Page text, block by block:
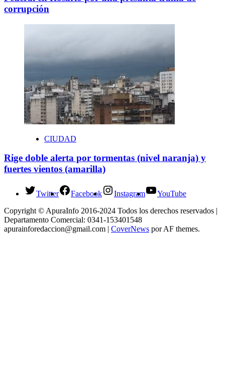
corrupción
CIUDAD
Rige doble alerta por tormentas (nivel naranja) y
fuertes vientos (amarilla)
Twitter Facebook Instagram
YouTube
Copyright © ApuraInfo 2016-2024 Todos los derechos reservados |
Departamento Comercial: 0341-153401548
apurainforedaccion@gmail.com | CoverNews por AF themes.